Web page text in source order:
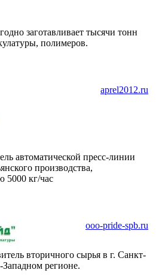
заготавливает тысячи тонн
полимеров.
aprel2012.ru
автоматической пресс-линии
производства,
5000 кг/час
ooo-pride-spb.ru
вторичного сырья в г. Санкт-
регионе.